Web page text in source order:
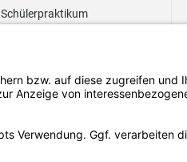
Schülerpraktikum